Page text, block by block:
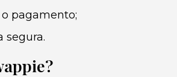
pagamento;
segura.